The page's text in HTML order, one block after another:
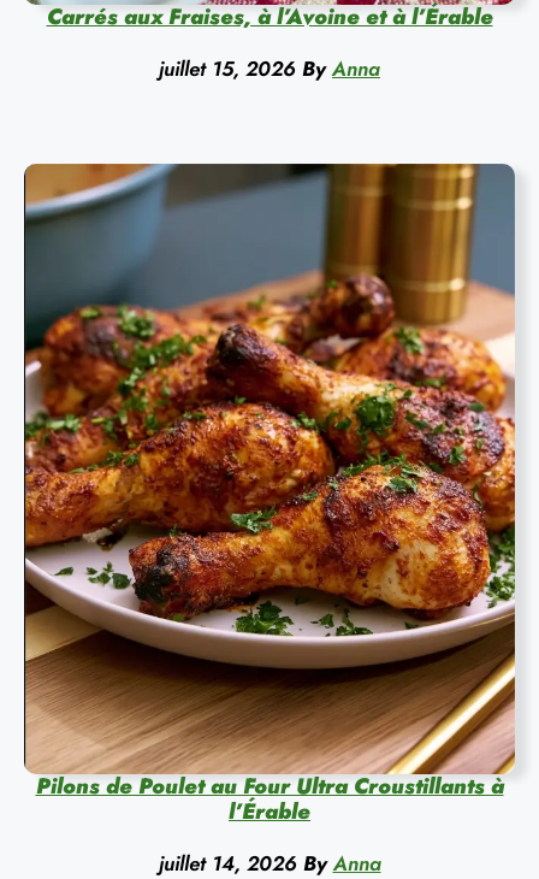
Carrés aux Fraises, à l’Avoine et à l’Érable
juillet 15, 2026 By Anna
Pilons de Poulet au Four Ultra Croustillants à
l’Érable
juillet 14, 2026 By Anna